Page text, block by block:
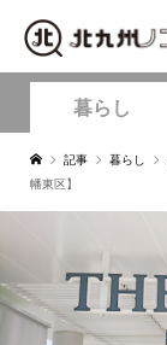
暮らし
記事 暮らし
幡東区】